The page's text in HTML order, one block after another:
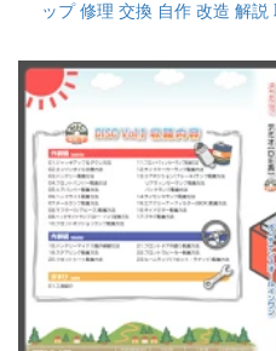
ップ 修理 交換 自作 改造 解